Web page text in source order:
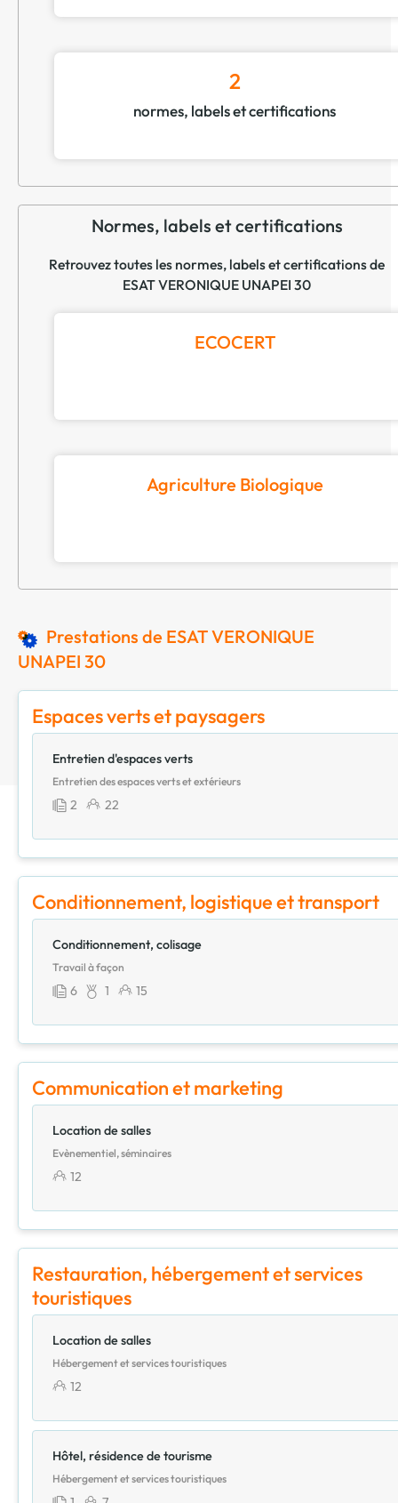
2
normes, labels et certifications
Normes, labels et certifications
Retrouvez toutes les normes, labels et certifications de
ESAT VERONIQUE UNAPEI 30
ECOCERT
Agriculture Biologique
Prestations de ESAT VERONIQUE
UNAPEI 30
Espaces verts et paysagers
Entretien d'espaces verts
Entretien des espaces verts et extérieurs
2 22
Conditionnement, logistique et transport
Conditionnement, colisage
Travail à façon
6 1 15
Communication et marketing
Location de salles
Evènementiel, séminaires
12
Restauration, hébergement et services
touristiques
Location de salles
Hébergement et services touristiques
12
Hôtel, résidence de tourisme
Hébergement et services touristiques